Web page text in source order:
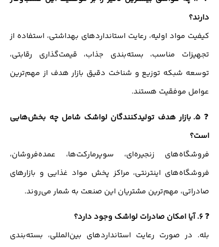
دارند؟
کیفیت مواد اولیه، رعایت استانداردهای بهداشتی، استفاده از
تجهیزات مناسب، بسته‌بندی جذاب، قیمت‌گذاری رقابتی،
توسعه شبکه توزیع و شناخت دقیق بازار هدف از مهم‌ترین
عوامل موفقیت هستند.
❓
5. بازار هدف تولیدکنندگان لواشک شامل چه بخش‌هایی
است؟
فروشگاه‌های زنجیره‌ای، سوپرمارکت‌ها، عمده‌فروشان،
فروشگاه‌های اینترنتی، مراکز پخش مواد غذایی و بازارهای
صادراتی، مهم‌ترین مشتریان این صنعت به شمار می‌روند.
❓ 6. آیا امکان صادرات لواشک وجود دارد؟
بله. در صورت رعایت استانداردهای بین‌المللی، بسته‌بندی